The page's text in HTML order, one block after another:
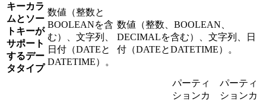
キーカラ
ムとソー
トキーが
サポート
するデー
タタイプ
数値（整数と
BOOLEANを含
む）、文字列、
日付（DATEと
DATETIME）。
数値（整数、BOOLEAN、
DECIMALを含む）、文字列、日
付（DATEとDATETIME）。
パーティ
ションカ
パーティ
ションカ